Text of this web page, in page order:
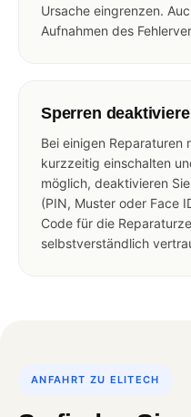
Ursache eingrenzen.
Aufnahmen des
Sperren
Bei einigen Reparaturen
kurzzeitig einschalten
möglich, deaktivieren
(PIN, Muster oder Face
Code für die
selbstverständlich
ANFAHRT ZU ELITECH